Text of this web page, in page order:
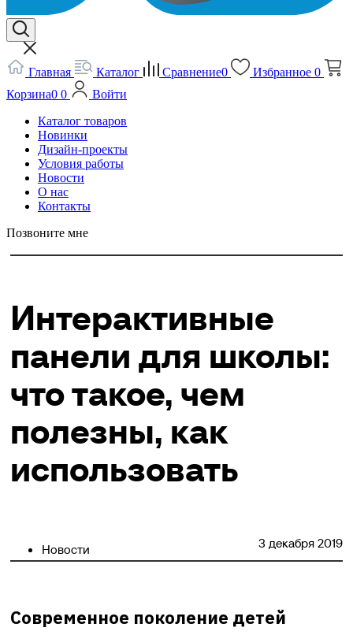
Главная Каталог Сравнение0 Избранное 0
Корзина0 0
Войти
Каталог товаров
Новинки
Дизайн-проекты
Условия работы
Новости
О нас
Контакты
Позвоните мне
Интерактивные
панели для школы:
что такое, чем
полезны, как
использовать
Новости 3 декабря 2019
Современное поколение детей